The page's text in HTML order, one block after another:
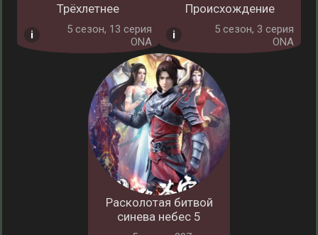
Трёхлетнее
5 cезон, 13 серия
ONA
Происхождение
5 cезон, 3 серия
ONA
Расколотая битвой
синева небес 5